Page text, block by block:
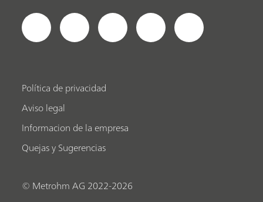
Política de privacidad
Aviso legal
Informacion de la empresa
Quejas y Sugerencias
© Metrohm AG 2022-2026